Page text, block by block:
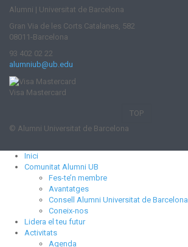
Alumni | Universitat de Barcelona
Gran Via de les Corts Catalanes, 582
08011-Barcelona
93 402 02 22
alumniub@ub.edu
Visa Mastercard
TOP
© Alumni Universitat de Barcelona
Inici
Comunitat Alumni UB
Fes-te’n membre
Avantatges
Consell Alumni Universitat de Barcelona
Coneix-nos
Lidera el teu futur
Activitats
Agenda